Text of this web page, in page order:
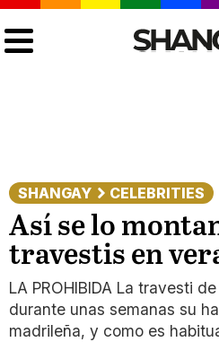
SHANGAY CELEBRITIES
Así se lo
travestis en
LA PROHIBIDA La travesti
durante unas semanas su
madrileña, y como es